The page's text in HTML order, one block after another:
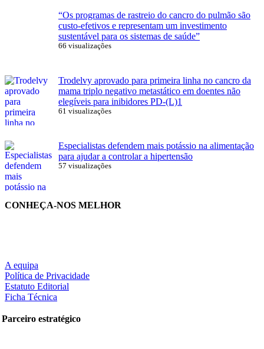
“Os programas de rastreio do cancro do pulmão são
custo-efetivos e representam um investimento
sustentável para os sistemas de saúde”
66 visualizações
Trodelvy aprovado para primeira linha no cancro da
mama triplo negativo metastático em doentes não
elegíveis para inibidores PD-(L)1
61 visualizações
Especialistas defendem mais potássio na alimentação
para ajudar a controlar a hipertensão
57 visualizações
CONHEÇA-NOS MELHOR
A equipa
Política de Privacidade
Estatuto Editorial
Ficha Técnica
Parceiro estratégico